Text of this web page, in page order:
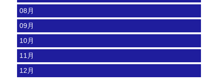
08月
09月
10月
11月
12月